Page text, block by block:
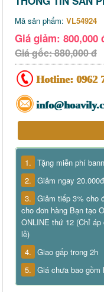
Mã sản phẩm: VL54924
Giá giảm: 800,000
Giá gốc: 880,000 đ
Hotline: 0962
1. Tặng miễn phí
2. Giảm ngay
3. Giảm tiếp 3% cho
cho đơn hàng Bạn tạo
ONLINE thứ 12 (Chỉ
lễ)
4. Giao gấp trong 2h
5. Giá chưa bao gồm